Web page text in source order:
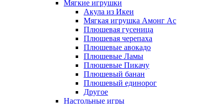
Мягкие игрушки
Акула из Икеи
Мягкая игрушка Амонг Ас
Плюшевая гусеница
Плюшевая черепаха
Плюшевые авокадо
Плюшевые Ламы
Плюшевые Пикачу
Плюшевый банан
Плюшевый единорог
Другое
Настольные игры